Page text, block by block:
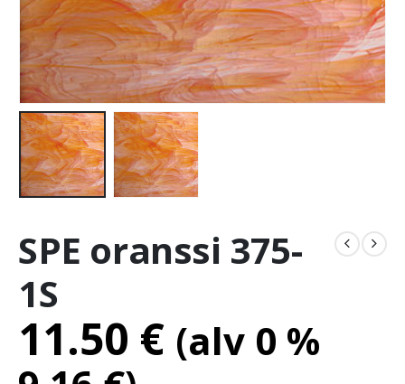
SPE oranssi 375-
1S
11.50 € (alv 0 %